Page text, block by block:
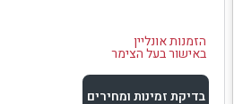
הזמנות אונליין
באישור בעל הצימר
בדיקת זמינות ומחירים